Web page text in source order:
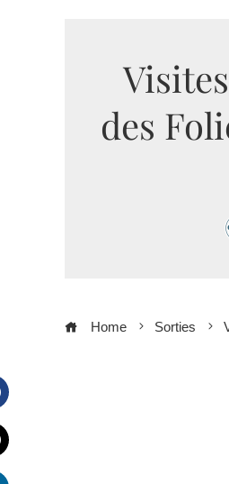
des
Home Sorties